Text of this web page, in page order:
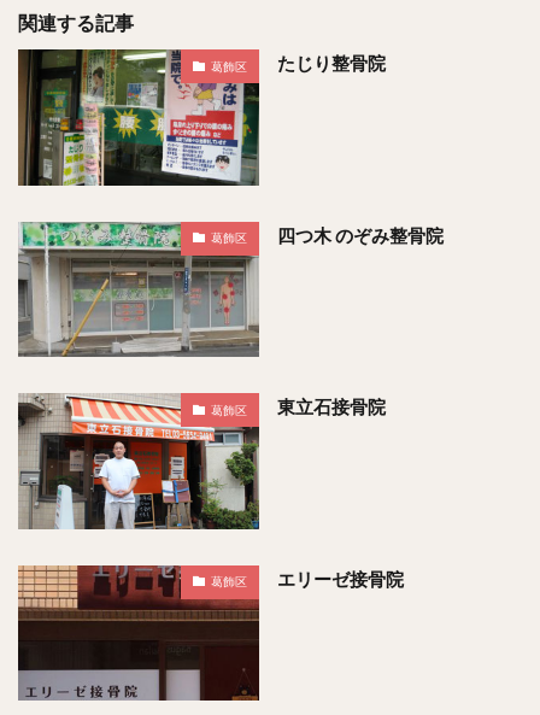
関連する記事
葛飾区 たじり整骨院
葛飾区 四つ木 のぞみ整骨院
葛飾区 東立石接骨院
葛飾区 エリーゼ接骨院